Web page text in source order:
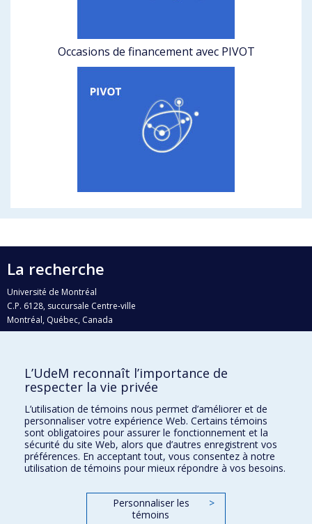
Occasions de financement avec PIVOT
La recherche
Université de Montréal
C.P. 6128, succursale Centre-ville
Montréal, Québec, Canada
H3C 3J7
Qui fait quoi?
Nous trouver
Plan du site
Accessibilité
L’UdeM reconnaît l’importance de
respecter la vie privée
L’utilisation de témoins nous permet d’améliorer et de
personnaliser votre expérience Web. Certains témoins
sont obligatoires pour assurer le fonctionnement et la
sécurité du site Web, alors que d’autres enregistrent vos
préférences. En acceptant tout, vous consentez à notre
utilisation de témoins pour mieux répondre à vos besoins.
Personnaliser les
témoins
>